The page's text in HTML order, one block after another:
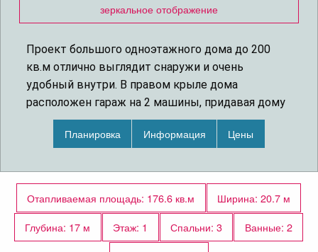
зеркальное отображение
Проект большого одноэтажного дома до 200
кв.м отлично выглядит снаружи и очень
удобный внутри. В правом крыле дома
расположен гараж на 2 машины, придавая дому
Г-образную форму, позволяя закрыть
образовавшийся дворик от холодных северных
попасть в дом. Также в гараже есть большая
находится прачечная комната. В холле сделан
встроенный шкаф для верхней одежды. Там же
есть вход в небольшую комнату, которую
Планировка Информация Цены
Отапливаемая площадь: 176.6 кв.м
Ширина: 20.7 м
Глубина: 17 м
Этаж: 1 Спальни: 3
Ванные: 2